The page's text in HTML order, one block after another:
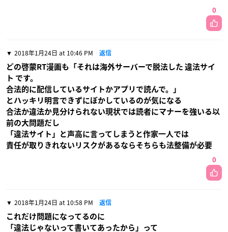
0
2018年1月24日 at 10:46 PM 返信
どの啓蒙RT漫画も「それは海外サーバーで脱法した 違法サイ
ト です。
合法的に配信しているサイトかアプリで読んで。」
とハッキリ明言できずにぼかしているのが気になる
合法か違法か見分けられない現状では読者にマナーを強いる以
前の大問題だし
「違法サイト」と声高に言ってしまうと作家一人では
責任が取りきれないリスクがあるならそちらも法整備が必要
0
2018年1月24日 at 10:58 PM 返信
これだけ問題になってるのに
「違法じゃないって書いてあったから」って